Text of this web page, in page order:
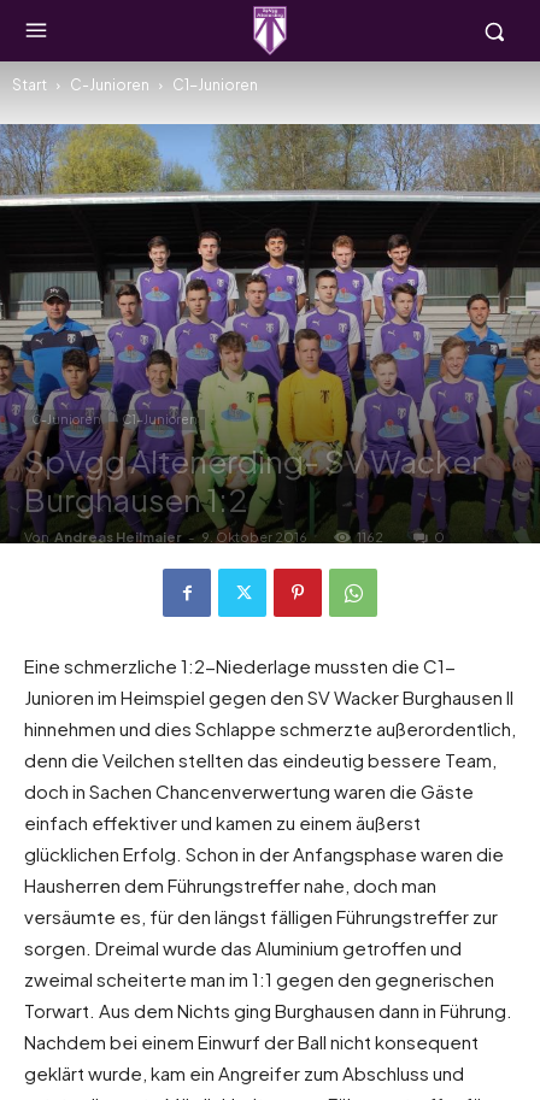
Start C-Junioren C1-Junioren
C-Junioren C1-Junioren
SpVgg Altenerding- SV Wacker
Burghausen 1:2
Von Andreas Heilmaier - 9. Oktober 2016 1162 0
Eine schmerzliche 1:2-Niederlage mussten die C1-
Junioren im Heimspiel gegen den SV Wacker Burghausen II
hinnehmen und dies Schlappe schmerzte außerordentlich,
denn die Veilchen stellten das eindeutig bessere Team,
doch in Sachen Chancenverwertung waren die Gäste
einfach effektiver und kamen zu einem äußerst
glücklichen Erfolg. Schon in der Anfangsphase waren die
Hausherren dem Führungstreffer nahe, doch man
versäumte es, für den längst fälligen Führungstreffer zur
sorgen. Dreimal wurde das Aluminium getroffen und
zweimal scheiterte man im 1:1 gegen den gegnerischen
Torwart. Aus dem Nichts ging Burghausen dann in Führung.
Nachdem bei einem Einwurf der Ball nicht konsequent
geklärt wurde, kam ein Angreifer zum Abschluss und